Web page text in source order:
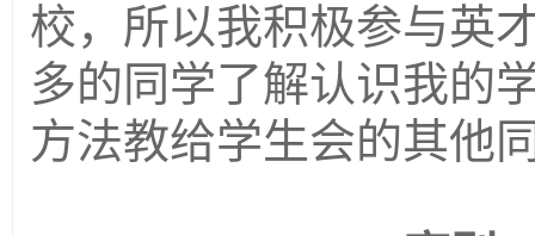
校，所以我积极参与英
多的同学了解认识我的
方法教给学生会的其他